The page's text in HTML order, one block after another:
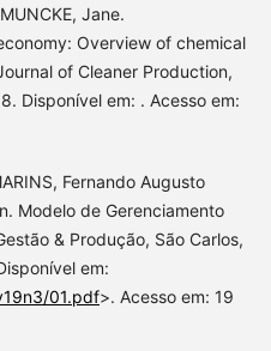
Jane.
Overview of chemical
of Cleaner Production,
Disponível em: . Acesso em:
Fernando Augusto
Modelo de Gerenciamento
& Produção, São Carlos,
em:
01.pdf>. Acesso em: 19